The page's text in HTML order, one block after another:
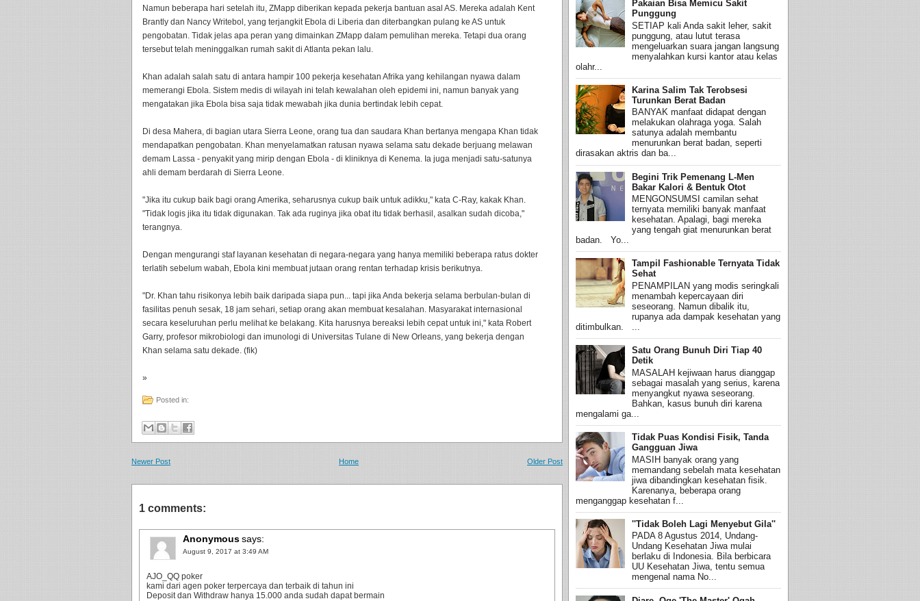
Namun beberapa hari setelah itu, ZMapp diberikan kepada pekerja bantuan asal AS. Mereka adalah Kent
Brantly dan Nancy Writebol, yang terjangkit Ebola di Liberia dan diterbangkan pulang ke AS untuk
pengobatan. Tidak jelas apa peran yang dimainkan ZMapp dalam pemulihan mereka. Tetapi dua orang
tersebut telah meninggalkan rumah sakit di Atlanta pekan lalu.
Khan adalah salah satu di antara hampir 100 pekerja kesehatan Afrika yang kehilangan nyawa dalam
memerangi Ebola. Sistem medis di wilayah ini telah kewalahan oleh epidemi ini, namun banyak yang
mengatakan jika Ebola bisa saja tidak mewabah jika dunia bertindak lebih cepat.
Di desa Mahera, di bagian utara Sierra Leone, orang tua dan saudara Khan bertanya mengapa Khan tidak
mendapatkan pengobatan. Khan menyelamatkan ratusan nyawa selama satu dekade berjuang melawan
demam Lassa - penyakit yang mirip dengan Ebola - di kliniknya di Kenema. Ia juga menjadi satu-satunya
ahli demam berdarah di Sierra Leone.
"Jika itu cukup baik bagi orang Amerika, seharusnya cukup baik untuk adikku," kata C-Ray, kakak Khan.
"Tidak logis jika itu tidak digunakan. Tak ada ruginya jika obat itu tidak berhasil, asalkan sudah dicoba,"
terangnya.
Dengan mengurangi staf layanan kesehatan di negara-negara yang hanya memiliki beberapa ratus dokter
terlatih sebelum wabah, Ebola kini membuat jutaan orang rentan terhadap krisis berikutnya.
"Dr. Khan tahu risikonya lebih baik daripada siapa pun... tapi jika Anda bekerja selama berbulan-bulan di
fasilitas penuh sesak, 18 jam sehari, setiap orang akan membuat kesalahan. Masyarakat internasional
secara keseluruhan perlu melihat ke belakang. Kita harusnya bereaksi lebih cepat untuk ini," kata Robert
Garry, profesor mikrobiologi dan imunologi di Universitas Tulane di New Orleans, yang bekerja dengan
Khan selama satu dekade. (fik)
»
Posted in:
Newer Post Older Post
Home
1 comments:
Anonymoussays:
August 9, 2017 at 3:49 AM
AJO_QQ poker
kami dari agen poker terpercaya dan terbaik di tahun ini
Deposit dan Withdraw hanya 15.000 anda sudah dapat bermain
Pakaian Bisa Memicu Sakit
Punggung
SETIAP kali Anda sakit leher, sakit
punggung, atau lutut terasa
mengeluarkan suara jangan langsung
menyalahkan kursi kantor atau kelas
olahr...
Karina Salim Tak Terobsesi
Turunkan Berat Badan
BANYAK manfaat didapat dengan
melakukan olahraga yoga. Salah
satunya adalah membantu
menurunkan berat badan, seperti
dirasakan aktris dan ba...
Begini Trik Pemenang L-Men
Bakar Kalori & Bentuk Otot
MENGONSUMSI camilan sehat
ternyata memiliki banyak manfaat
kesehatan. Apalagi, bagi mereka
yang tengah giat menurunkan berat
badan. Yo...
Tampil Fashionable Ternyata Tidak
Sehat
PENAMPILAN yang modis seringkali
menambah kepercayaan diri
seseorang. Namun dibalik itu,
rupanya ada dampak kesehatan yang
ditimbulkan. ...
Satu Orang Bunuh Diri Tiap 40
Detik
MASALAH kejiwaan harus dianggap
sebagai masalah yang serius, karena
menyangkut nyawa seseorang.
Bahkan, kasus bunuh diri karena
mengalami ga...
Tidak Puas Kondisi Fisik, Tanda
Gangguan Jiwa
MASIH banyak orang yang
memandang sebelah mata kesehatan
jiwa dibandingkan kesehatan fisik.
Karenanya, beberapa orang
menganggap kesehatan f...
''Tidak Boleh Lagi Menyebut Gila''
PADA 8 Agustus 2014, Undang-
Undang Kesehatan Jiwa mulai
berlaku di Indonesia. Bila berbicara
UU Kesehatan Jiwa, tentu semua
mengenal nama No...